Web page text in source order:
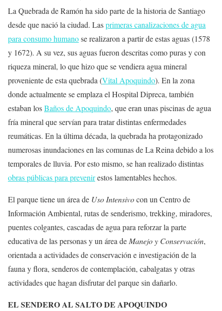
La Quebrada de Ramón ha sido parte de la historia de Santiago
desde que nació la ciudad. Lasprimeras canalizaciones de agua
para consumo humanose realizaron a partir de estas aguas (1578
y 1672). A su vez, sus aguas fueron descritas como puras y con
riqueza mineral, lo que hizo que se vendiera agua mineral
proveniente de esta quebrada (Vital Apoquindo). En la zona
donde actualmente se emplaza el Hospital Dipreca, también
estaban losBaños de Apoquindo, que eran unas piscinas de agua
fría mineral que servían para tratar distintas enfermedades
reumáticas. En la última década, la quebrada ha protagonizado
numerosas inundaciones en las comunas de La Reina debido a los
temporales de lluvia. Por esto mismo, se han realizado distintas
obras públicas para prevenirestos lamentables hechos.
El parque tiene un área de Uso Intensivocon un Centro de
Información Ambiental, rutas de senderismo, trekking, miradores,
puentes colgantes, cascadas de agua para reforzar la parte
educativa de las personas y un área de Manejo y Conservación,
orientada a actividades de conservación e investigación de la
fauna y flora, senderos de contemplación, cabalgatas y otras
actividades que hagan disfrutar del parque sin dañarlo.
EL SENDERO AL SALTO DE APOQUINDO